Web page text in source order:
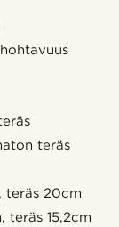
teräs
teräs 20cm
teräs 15,2cm